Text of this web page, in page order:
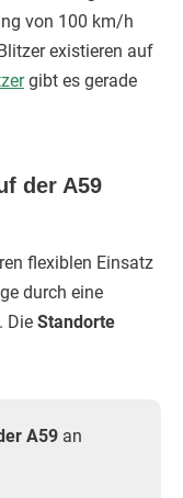
von 100 km/h
existieren auf
gibt es gerade
der A59
flexiblen Einsatz
durch eine
Die Standorte
A59 an